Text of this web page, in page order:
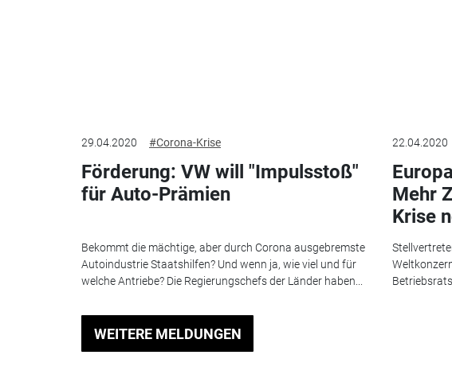
29.04.2020 #Corona-Krise
Förderung: VW will "Impulsstoß"
für Auto-Prämien
Bekommt die mächtige, aber durch Corona ausgebremste
Autoindustrie Staatshilfen? Und wenn ja, wie viel und für
welche Antriebe? Die Regierungschefs der Länder haben...
22.04.2020
Mehr
Krise
WEITERE MELDUNGEN